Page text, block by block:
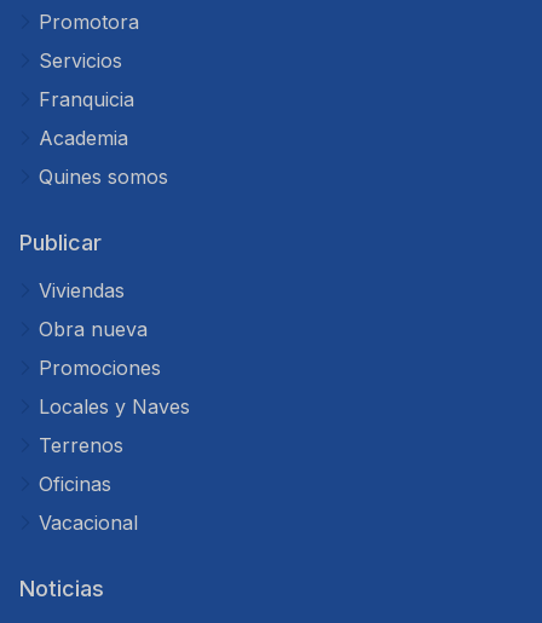
Promotora
Servicios
Franquicia
Academia
Quines somos
Publicar
Viviendas
Obra nueva
Promociones
Locales y Naves
Terrenos
Oficinas
Vacacional
Noticias